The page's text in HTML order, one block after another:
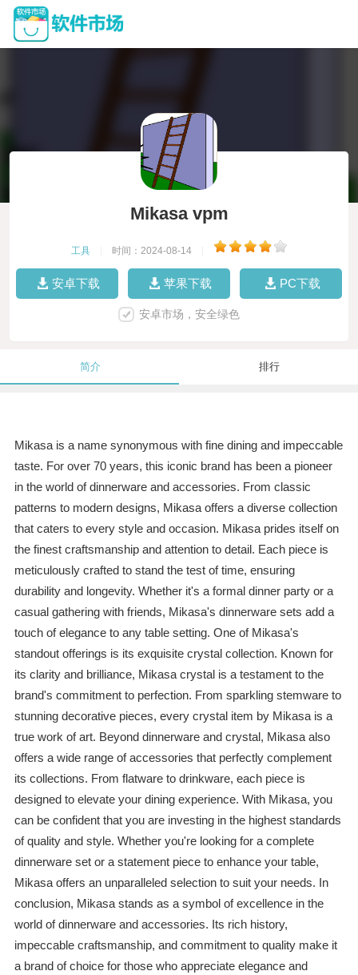
Mikasa vpm
工具 时间：2024-08-14
安卓下载 苹果下载 PC下载
安卓市场，安全绿色
简介 排行
Mikasa is a name synonymous with fine dining and impeccable
taste. For over 70 years, this iconic brand has been a pioneer
in the world of dinnerware and accessories. From classic
patterns to modern designs, Mikasa offers a diverse collection
that caters to every style and occasion. Mikasa prides itself on
the finest craftsmanship and attention to detail. Each piece is
meticulously crafted to stand the test of time, ensuring
durability and longevity. Whether it's a formal dinner party or a
casual gathering with friends, Mikasa's dinnerware sets add a
touch of elegance to any table setting. One of Mikasa's
standout offerings is its exquisite crystal collection. Known for
its clarity and brilliance, Mikasa crystal is a testament to the
brand's commitment to perfection. From sparkling stemware to
stunning decorative pieces, every crystal item by Mikasa is a
true work of art. Beyond dinnerware and crystal, Mikasa also
offers a wide range of accessories that perfectly complement
its collections. From flatware to drinkware, each piece is
designed to elevate your dining experience. With Mikasa, you
can be confident that you are investing in the highest standards
of quality and style. Whether you're looking for a complete
dinnerware set or a statement piece to enhance your table,
Mikasa offers an unparalleled selection to suit your needs. In
conclusion, Mikasa stands as a symbol of excellence in the
world of dinnerware and accessories. Its rich history,
impeccable craftsmanship, and commitment to quality make it
a brand of choice for those who appreciate elegance and